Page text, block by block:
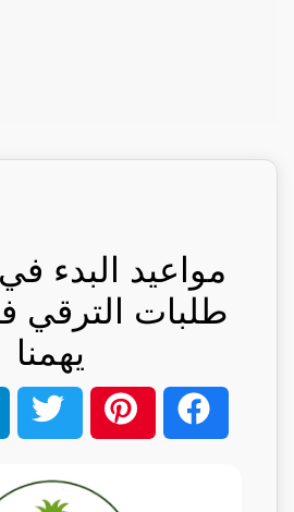
مواعيد البدء
طلبات الترقي
يهمنا